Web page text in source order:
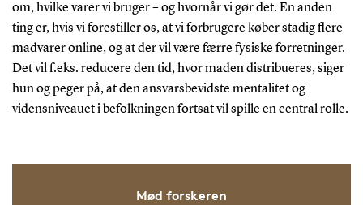
om, hvilke varer vi bruger – og hvornår vi gør det. En anden
ting er, hvis vi forestiller os, at vi forbrugere køber stadig flere
madvarer online, og at der vil være færre fysiske forretninger.
Det vil f.eks. reducere den tid, hvor maden distribueres, siger
hun og peger på, at den ansvarsbevidste mentalitet og
vidensniveauet i befolkningen fortsat vil spille en central rolle.
Mød forskeren